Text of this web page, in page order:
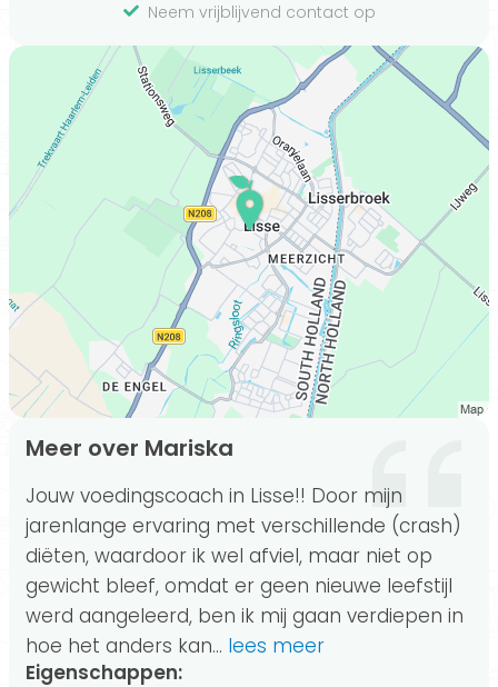
Neem vrijblijvend contact op
Meer over Mariska
Jouw voedingscoach in Lisse!! Door mijn
jarenlange ervaring met verschillende (crash)
diëten, waardoor ik wel afviel, maar niet op
gewicht bleef, omdat er geen nieuwe leefstijl
werd aangeleerd, ben ik mij gaan verdiepen in
hoe het anders kan... lees meer
Eigenschappen: